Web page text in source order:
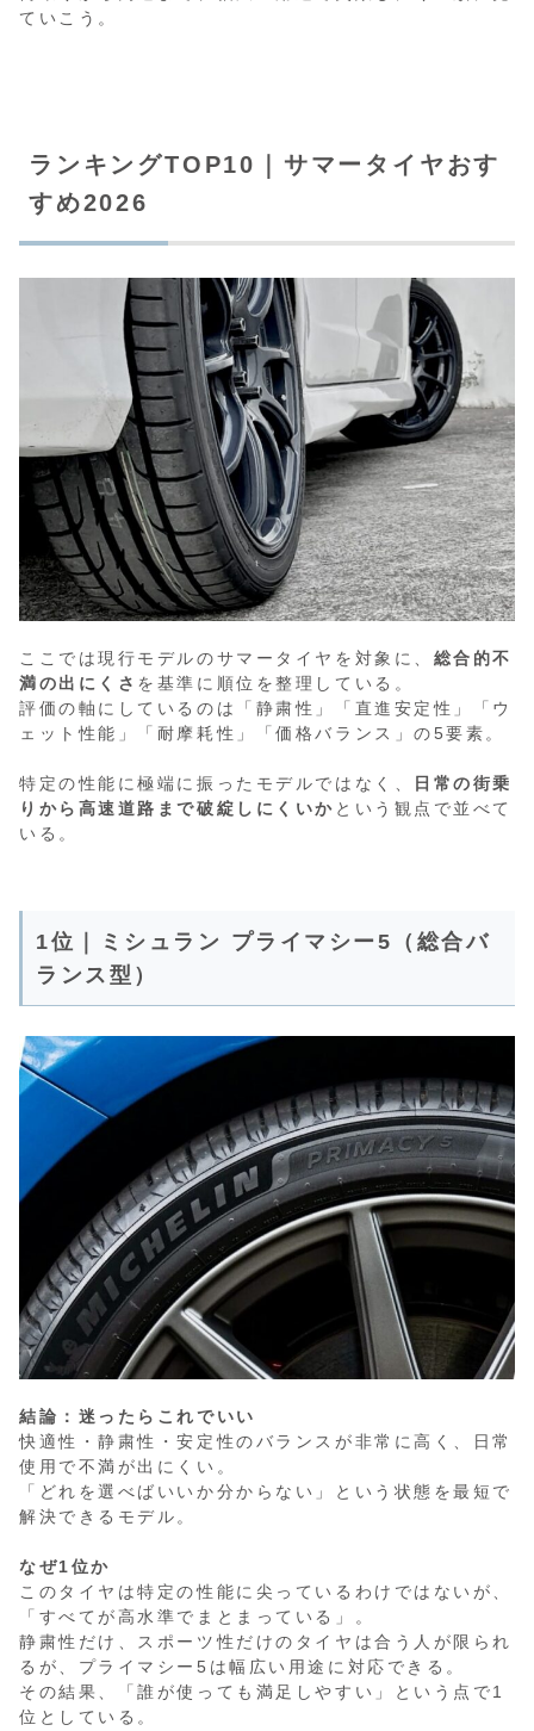
ていこう。
ランキングTOP10｜サマータイヤおす
すめ2026
ここでは現行モデルのサマータイヤを対象に、 総合的不
満の出にくさ を基準に順位を整理している。
評価の軸にしているのは「静粛性」「直進安定性」「ウ
ェット性能」「耐摩耗性」「価格バランス」の5要素。
特定の性能に極端に振ったモデルではなく、
日常の街乗
りから高速道路まで破綻しにくいか という観点で並べて
いる。
1位｜ミシュラン プライマシー5（総合バ
ランス型）
結論：迷ったらこれでいい
快適性・静粛性・安定性のバランスが非常に高く、日常
使用で不満が出にくい。
「どれを選べばいいか分からない」という状態を最短で
解決できるモデル。
なぜ1位か
このタイヤは特定の性能に尖っているわけではないが、
「すべてが高水準でまとまっている」。
静粛性だけ、スポーツ性だけのタイヤは合う人が限られ
るが、プライマシー5は幅広い用途に対応できる。
その結果、「誰が使っても満足しやすい」という点で1
位としている。